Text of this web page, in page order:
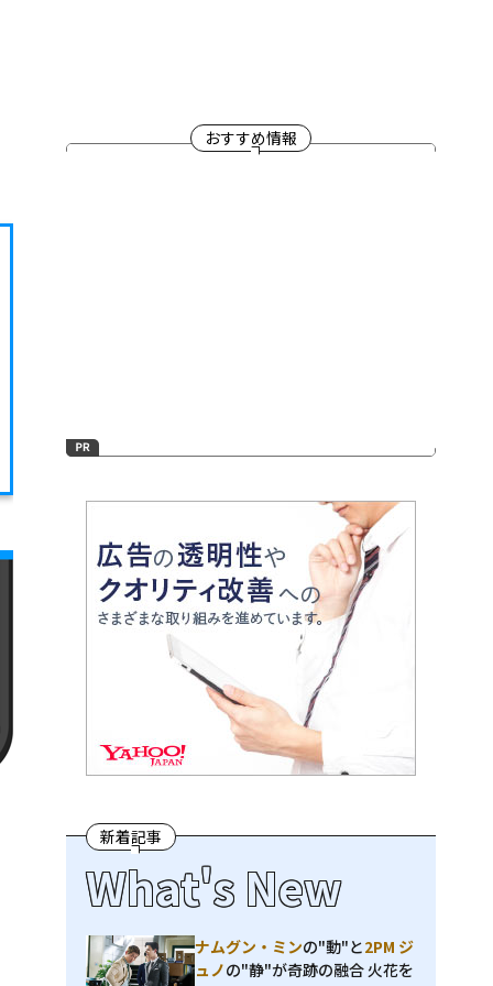
おすすめ情報
新着記事
What's New
ナムグン・ミンの"動"と2PM ジ
ュノの"静"が奇跡の融合 火花を